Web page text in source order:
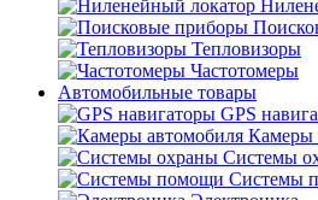
Тепловизоры
Частотомеры
Автомобильные товары
GPS
Камеры
Системы
Системы